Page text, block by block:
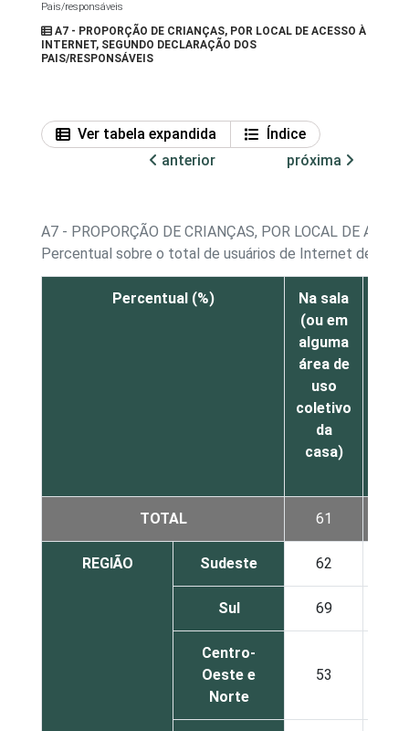
Pais/responsáveis
A7 - PROPORÇÃO DE CRIANÇAS, POR LOCAL DE ACESSO À
INTERNET, SEGUNDO DECLARAÇÃO DOS
PAIS/RESPONSÁVEIS
Ver tabela expandida
Índice
anterior
próxima
A7 - PROPORÇÃO DE CRIANÇAS, POR LOCAL DE
Percentual sobre o total de usuários de Internet de 9 a
Percentual (%)
Na sala
(ou em
alguma
área de
uso
coletivo
da
casa)
TOTAL 61
REGIÃO Sudeste 62
Sul 69
Centro-
Oeste e
Norte
53